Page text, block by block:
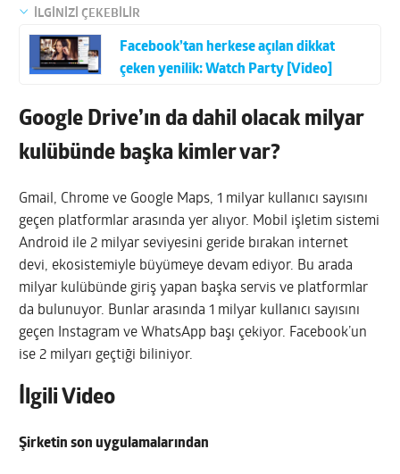
İLGİNİZİ ÇEKEBİLİR
Facebook’tan herkese açılan dikkat
çeken yenilik: Watch Party [Video]
Google Drive’ın da dahil olacak milyar
kulübünde başka kimler var?
Gmail, Chrome ve Google Maps, 1 milyar kullanıcı sayısını
geçen platformlar arasında yer alıyor. Mobil işletim sistemi
Android ile 2 milyar seviyesini geride bırakan internet
devi, ekosistemiyle büyümeye devam ediyor. Bu arada
milyar kulübünde giriş yapan başka servis ve platformlar
da bulunuyor. Bunlar arasında 1 milyar kullanıcı sayısını
geçen Instagram ve WhatsApp başı çekiyor. Facebook’un
ise 2 milyarı geçtiği biliniyor.
İlgili Video
Şirketin son uygulamalarından